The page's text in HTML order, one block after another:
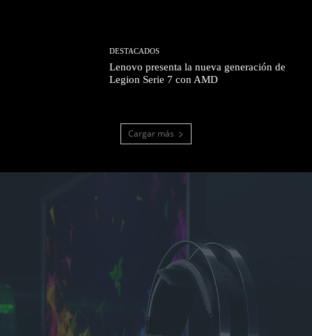
DESTACADOS
Lenovo presenta la nueva generación de
Legion Serie 7 con AMD
Cargar más